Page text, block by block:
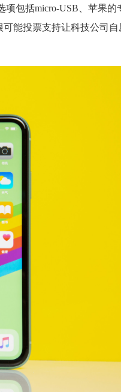
包括micro-USB、苹果的
能投票支持让科技公司